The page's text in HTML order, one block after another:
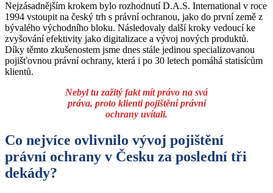
Nejzásadnějším krokem bylo rozhodnutí D.A.S. International v roce
1994 vstoupit na český trh s právní ochranou, jako do první země z
bývalého východního bloku. Následovaly další kroky vedoucí ke
zvyšování efektivity jako digitalizace a vývoj nových produktů.
Díky těmto zkušenostem jsme dnes stále jedinou specializovanou
pojišťovnou právní ochrany, která i po 30 letech pomáhá statisícům
klientů.
Nebyl tu zažitý fakt mít právo na svá
práva, proto klienti pojištění právní
ochrany uvítali.
Co nejvíce ovlivnilo vývoj pojištění
právní ochrany v Česku za poslední tři
dekády?